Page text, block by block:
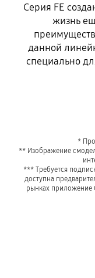
Серия FE
жизнь
данной
специально
*
** Изображение
*** Требуется
доступна
рынках приложение